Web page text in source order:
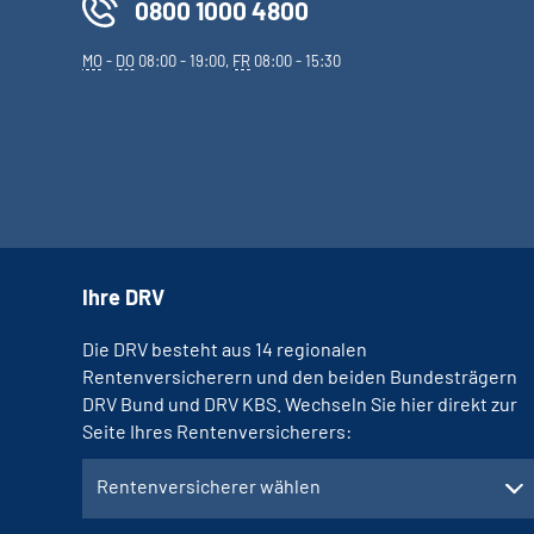
0800 1000 4800
MO- DO 08:00 - 19:00, FR 08:00 - 15:30
Ihre DRV
Die DRV besteht aus 14 regionalen
Rentenversicherern und den beiden Bundesträgern
DRV Bund und DRV KBS. Wechseln Sie hier direkt zur
Seite Ihres Rentenversicherers:
Rentenversicherer wählen